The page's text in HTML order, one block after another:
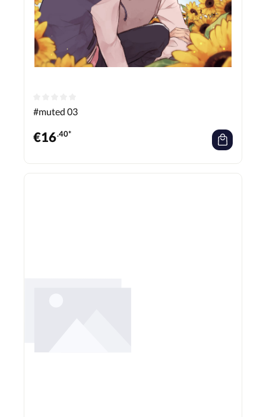
#muted 03
€16.40*